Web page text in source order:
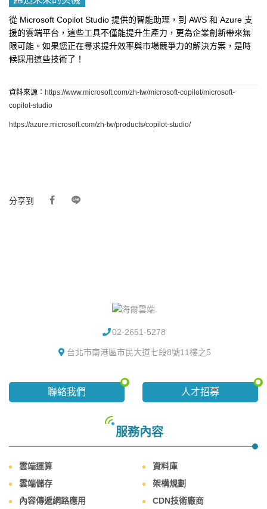
從 Microsoft Copilot Studio 提供的智能助理，到 AWS 和 Azure 支
援的雲端平台，這些工具不僅能提升生產力，更為企業創新帶來無
限可能。如果您正在尋求提升效率與市場競爭力的解決方案，是時
候採用這些技術了！
資料來源： https://www.microsoft.com/zh-tw/microsoft-copilot/microsoft-
copilot-studio
https://azure.microsoft.com/zh-tw/products/copilot-studio/
分享到
02-2651-5278
台北市南港區市民大道七段8號11樓之5
聯絡我們 人才招募
服務內容
雲端運算
資料庫
雲端儲存
架構規劃
內容傳遞網路應用
CDN技術廠商